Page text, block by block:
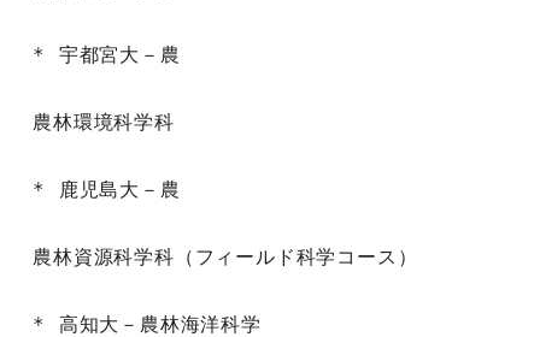
* 宇都宮大－農
農林環境科学科
* 鹿児島大－農
農林資源科学科（フィールド科学コース）
* 高知大－農林海洋科学